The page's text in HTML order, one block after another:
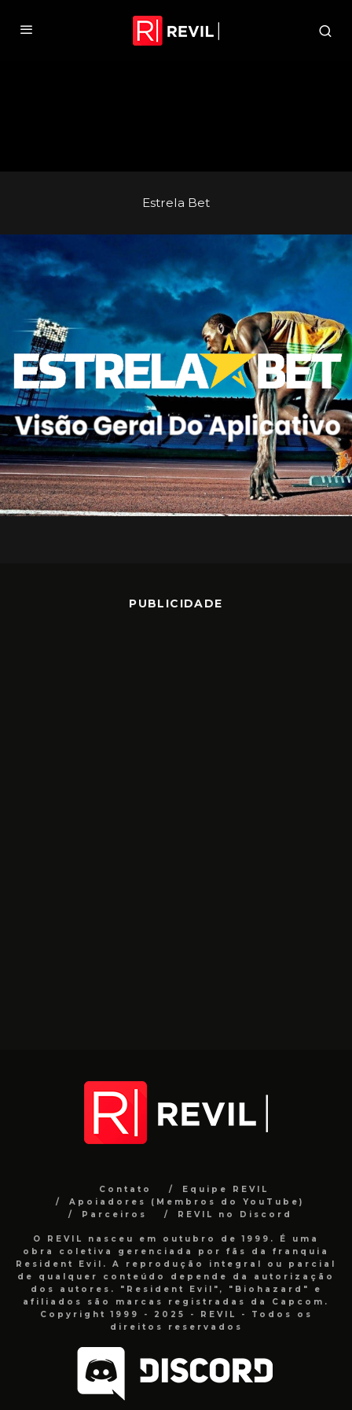
Estrela Bet
PUBLICIDADE
Contato
Equipe REVIL
Apoiadores (Membros do YouTube)
Parceiros
REVIL no Discord
O REVIL nasceu em outubro de 1999. É uma
obra coletiva gerenciada por fãs da franquia
Resident Evil. A reprodução integral ou parcial
de qualquer conteúdo depende da autorização
dos autores. "Resident Evil", "Biohazard" e
afiliados são marcas registradas da Capcom.
Copyright 1999 - 2025 - REVIL - Todos os
direitos reservados